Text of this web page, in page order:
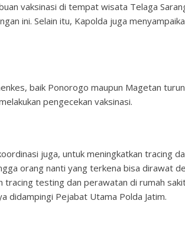
vaksinasi di tempat wisata Telaga
ini. Selain itu, Kapolda juga
baik Ponorogo maupun Magetan
pengecekan vaksinasi.
juga, untuk meningkatkan tracing
orang nanti yang terkena bisa dirawat
tracing testing dan perawatan di rumah
didampingi Pejabat Utama Polda Jatim.